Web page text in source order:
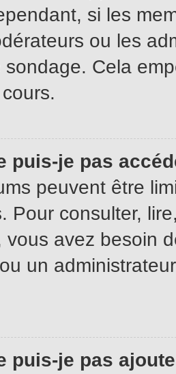
si les
ou les
Cela
puis-je pas
peuvent être
Pour consulter,
vous avez besoin
un
puis-je pas